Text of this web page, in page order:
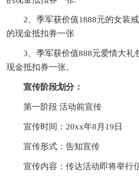
2、季军获价值1888元的女装
的现金抵扣券一张
3、季军获价值888元爱情大礼
现金抵扣券一张。
宣传阶段划分：
第一阶段 活动前宣传
宣传时间：20xx年8月19日
宣传形式：告知宣传
宣传内容：传达活动即将举行